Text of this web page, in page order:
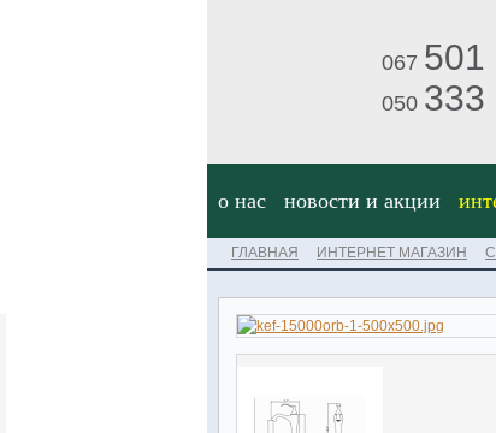
067 501
050 333
о нас новости и акции
ГЛАВНАЯ ИНТЕРНЕТ МАГАЗИН